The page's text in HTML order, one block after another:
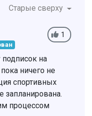
Старые сверху
1
на
ничего не
спортивных
запланирована.
процессом